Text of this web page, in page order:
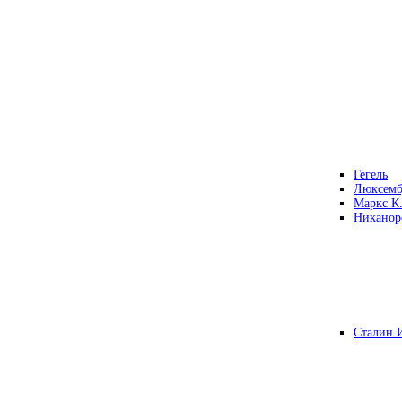
Гегель
Маркс К.
Сталин